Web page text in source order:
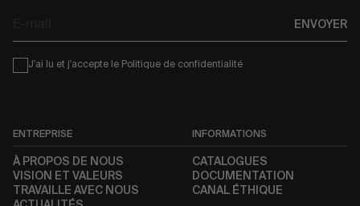
ENVOYER
Condiciones
J'ai lu et j'accepte le Politique de confidentialité
ENTREPRISE
À PROPOS DE NOUS
VISION ET VALEURS
TRAVAILLE AVEC NOUS
INFORMATIONS
CATALOGUES
DOCUMENTATION
CANAL ÉTHIQUE